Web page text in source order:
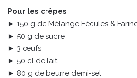
Pour les crêpes
► 150 g de Mélange Fécules &
► 50 g de sucre
► 3 œufs
► 50 cl de lait
► 80 g de beurre demi-sel